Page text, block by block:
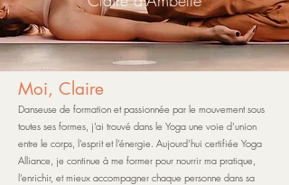
Moi, Claire
Danseuse de formation et passionnée par le mouvement sous
toutes ses formes, j’ai trouvé dans le Yoga une voie d’union
entre le corps, l’esprit et l’énergie. Aujourd’hui certifiée Yoga
Alliance, je continue à me former pour nourrir ma pratique,
l’enrichir, et mieux accompagner chaque personne dans sa